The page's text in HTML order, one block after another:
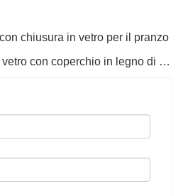
chiusura in vetro per il pranzo
Prossimo : Contenitori in vetro con coperchio in legno di acacia